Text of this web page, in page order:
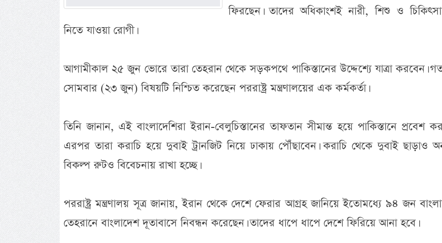
ফিরছেন। তাদের অধিকাংশই নারী, শিশু ও
নিতে যাওয়া রোগী।
আগামীকাল ২৫ জুন ভোরে তারা তেহরান থেকে সড়কপথে পাকিস্তানের উদ্দেশ্যে যাত্রা করবেন।
সোমবার (২৩ জুন) বিষয়টি নিশ্চিত করেছেন পররাষ্ট্র মন্ত্রণালয়ের এক কর্মকর্তা।
তিনি জানান, এই বাংলাদেশিরা ইরান-বেলুচিস্তানের তাফতান সীমান্ত হয়ে পাকিস্তানে প্রবেশ
এরপর তারা করাচি হয়ে দুবাই ট্রানজিট নিয়ে ঢাকায় পৌঁছাবেন। করাচি থেকে দুবাই ছাড়াও
বিকল্প রুটও বিবেচনায় রাখা হচ্ছে।
পররাষ্ট্র মন্ত্রণালয় সূত্র জানায়, ইরান থেকে দেশে ফেরার আগ্রহ জানিয়ে ইতোমধ্যে ৯৪ জন
তেহরানে বাংলাদেশ দূতাবাসে নিবন্ধন করেছেন। তাদের ধাপে ধাপে দেশে ফিরিয়ে আনা হবে।